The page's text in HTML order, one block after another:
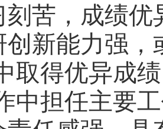
刻苦，成绩
创新能力强，
取得优异成
中担任主要